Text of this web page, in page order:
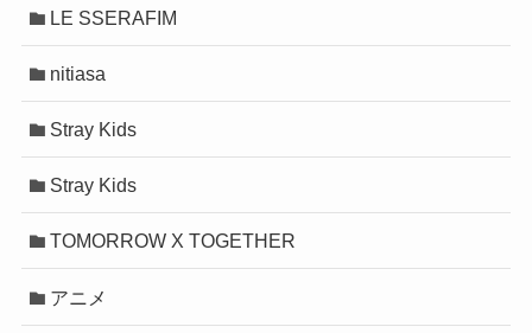
LE SSERAFIM
nitiasa
Stray Kids
Stray Kids
TOMORROW X TOGETHER
アニメ